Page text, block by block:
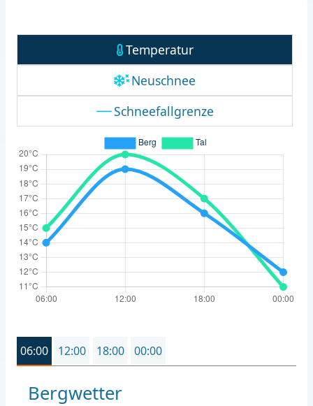
Temperatur
Neuschnee
Schneefallgrenze
06:00 12:00 18:00 00:00
Bergwetter